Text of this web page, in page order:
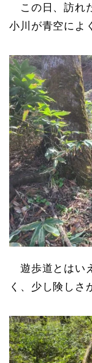
この日、訪れ
小川が青空によ
遊歩道とはい
く、少し険しさ